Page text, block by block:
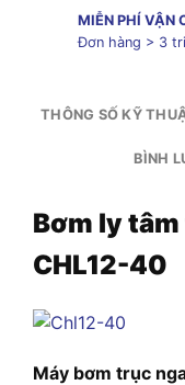
MIỄN PHÍ VẬN
Đơn hàng > 3
THÔNG SỐ KỸ
BÌNH
Bơm ly
CHL12-40
Máy bơm trục